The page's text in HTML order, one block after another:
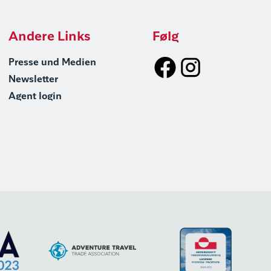
Andere Links
Presse und Medien
Newsletter
Agent login
Følg